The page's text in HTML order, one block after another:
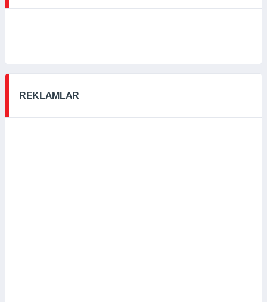
REKLAMLAR